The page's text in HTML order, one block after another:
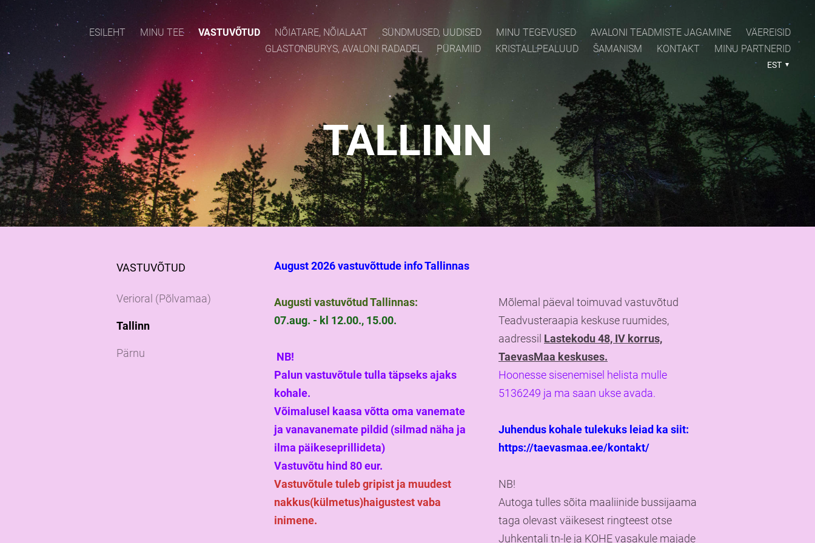
ESILEHT MINU TEE VASTUVÕTUD NÕIATARE, NÕIALAAT SÜNDMUSED, UUDISED MINU TEGEVUSED AVALONI TEADMISTE JAGAMINE
VÄEREISID
GLASTONBURYS, AVALONI RADADEL
PÜRAMIID KRISTALLPEALUUD ŠAMANISM KONTAKT MINU PARTNERID
EST
TALLINN
VASTUVÕTUD
Verioral (Põlvamaa)
Tallinn
Pärnu
August 2026 vastuvõttude info Tallinnas
Augusti vastuvõtud Tallinnas:
07.aug. - kl 12.00., 15.00.
NB!
Palun vastuvõtule tulla täpseks ajaks
kohale.
Võimalusel kaasa võtta oma vanemate
ja vanavanemate pildid (silmad näha ja
ilma päikeseprillideta)
Vastuvõtu hind 80 eur.
Vastuvõtule tuleb gripist ja muudest
nakkus(külmetus)haigustest vaba
inimene.
Mõlemal päeval toimuvad vastuvõtud
Teadvusteraapia keskuse ruumides,
aadressil Lastekodu 48, IV korrus,
TaevasMaa keskuses.
Hoonesse sisenemisel helista mulle
5136249 ja ma saan ukse avada.
Juhendus kohale tulekuks leiad ka siit:
https://taevasmaa.ee/kontakt/
NB!
Autoga tulles sõita maaliinide bussijaama
taga olevast väikesest ringteest otse
Juhkentali tn-le ja KOHE vasakule majade